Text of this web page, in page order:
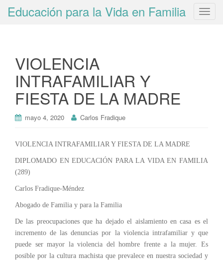
T
i
Educación para la Vida en Familia
VIOLENCIA
INTRAFAMILIAR Y
FIESTA DE LA MADRE
mayo 4, 2020 Carlos Fradique
VIOLENCIA INTRAFAMILIAR Y FIESTA DE LA MADRE
DIPLOMADO EN EDUCACIÓN PARA LA VIDA EN FAMILIA
(289)
Carlos Fradique-Méndez
Abogado de Familia y para la Familia
De las preocupaciones que ha dejado el aislamiento en casa es el
incremento de las denuncias por la violencia intrafamiliar y que
puede ser mayor la violencia del hombre frente a la mujer. Es
posible por la cultura machista que prevalece en nuestra sociedad y